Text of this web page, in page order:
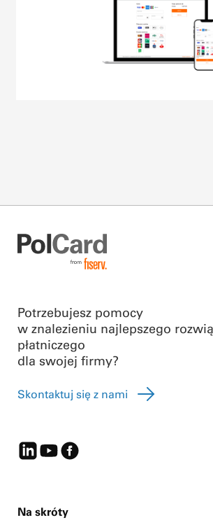
Potrzebujesz pomocy
w znalezieniu najlepszego
płatniczego
dla swojej firmy?
Skontaktuj się z nami
Na skróty